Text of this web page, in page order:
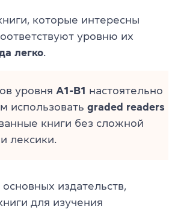
которые интересны
уровню их
легко
уровня А1-В1 настоятельно
использовать graded readers
книги без сложной
лексики.
издательств,
для изучения